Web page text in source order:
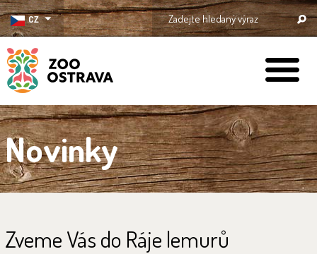
CZ
ZOO Ostrava
Novinky
Zveme Vás do Ráje lemurů